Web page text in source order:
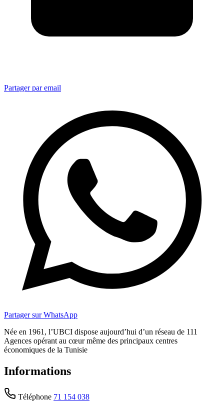
Partager par email
Partager sur WhatsApp
Née en 1961, l’UBCI dispose aujourd’hui d’un réseau de 111
Agences opérant au cœur même des principaux centres
économiques de la Tunisie
Informations
Téléphone 71 154 038